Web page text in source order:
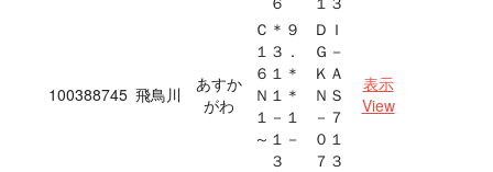
100388745 飛鳥川
あすか
がわ
Ｃ＊９
１３．
６１＊
Ｎ１＊
１－１
～１－
３
ＤＩ
Ｇ－
ＫＡ
ＮＳ
－７
０１
７３
表示
View